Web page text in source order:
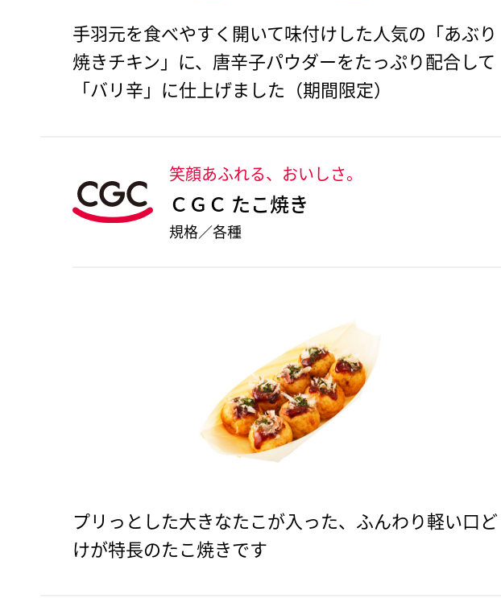
手羽元を食べやすく開いて味付けした人気の「あぶり
焼きチキン」に、唐辛子パウダーをたっぷり配合して
「バリ辛」に仕上げました（期間限定）
笑顔あふれる、おいしさ。
ＣＧＣ たこ焼き
規格／各種
プリっとした大きなたこが入った、ふんわり軽い口ど
けが特長のたこ焼きです